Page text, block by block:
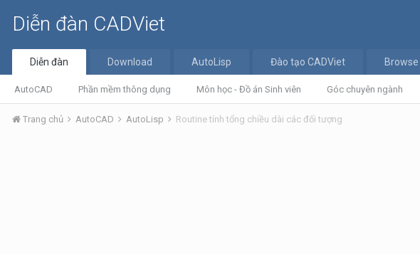
Diễn đàn CADViet
Diễn đàn
AutoCAD Phần mềm thông dụng Môn học - Đồ án Sinh viên Góc chuyên ngành
Download AutoLisp Đào tạo CADViet Browse
Trang chủ AutoCAD AutoLisp Routine tính tổng chiều dài các đối tượng